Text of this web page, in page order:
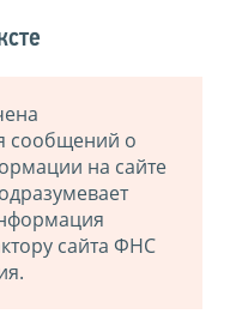
сообщений о
на сайте
сайта ФНС